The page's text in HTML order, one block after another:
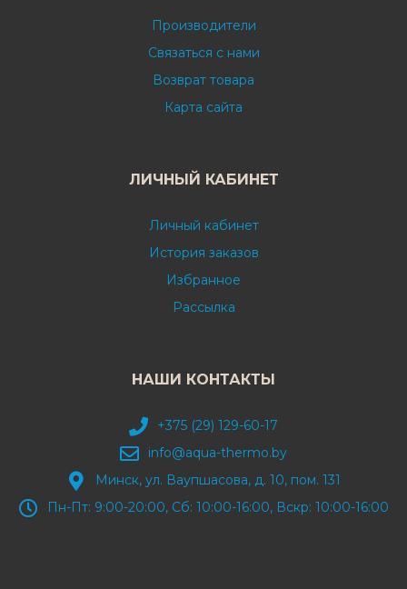
Производители
Связаться с нами
Возврат товара
Карта сайта
ЛИЧНЫЙ КАБИНЕТ
Личный кабинет
История заказов
Избранное
Рассылка
НАШИ КОНТАКТЫ
+375 (29) 129-60-17
info@aqua-thermo.by
Минск, ул. Ваупшасова, д. 10, пом. 131
Пн-Пт: 9:00-20:00, Сб: 10:00-16:00, Вскр: 10:00-16:00